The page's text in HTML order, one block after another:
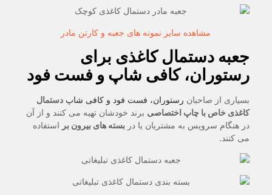
مشاهده سایر نمونه های جعبه و کارتن مادر
جعبه دستمال کاغذی برای
رستوران، کافی شاپ و فست فود
بسیاری از صاحبان رستوران، فست فود و کافی شاپ دستمال
کاغذی خاص با چاپ اختصاصی برند خودشان تهیه می کنند و از آن
در هنگام سرویس به مشتریان یا در بسته های بیرون بر استفاده
می کنند.